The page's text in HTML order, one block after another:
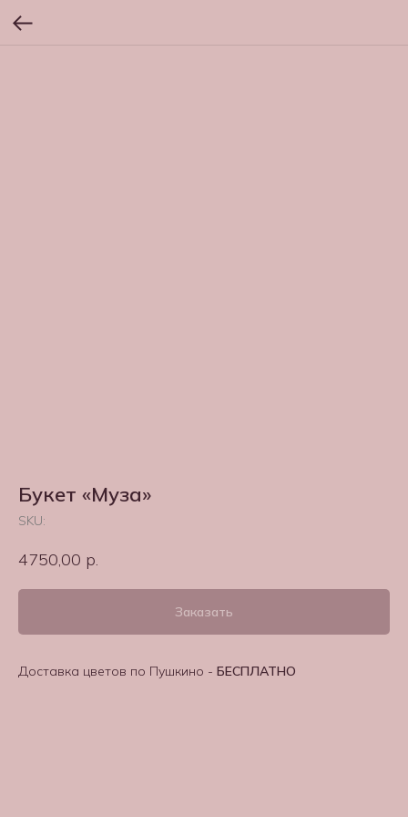
Букет «Муза»
SKU:
4750,00 р.
Заказать
Доставка цветов по Пушкино - БЕСПЛАТНО